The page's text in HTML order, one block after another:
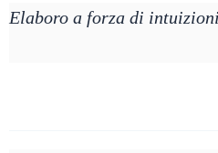
Elaboro a forza di